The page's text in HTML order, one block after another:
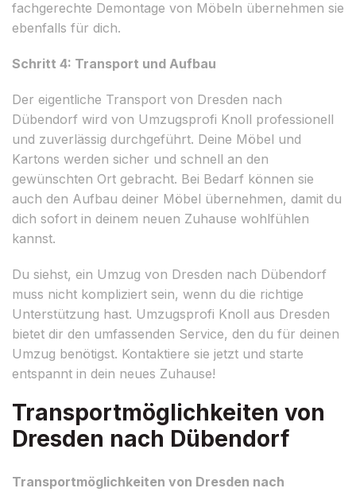
fachgerechte Demontage von Möbeln übernehmen sie
ebenfalls für dich.
Schritt 4: Transport und Aufbau
Der eigentliche Transport von Dresden nach
Dübendorf wird von Umzugsprofi Knoll professionell
und zuverlässig durchgeführt. Deine Möbel und
Kartons werden sicher und schnell an den
gewünschten Ort gebracht. Bei Bedarf können sie
auch den Aufbau deiner Möbel übernehmen, damit du
dich sofort in deinem neuen Zuhause wohlfühlen
kannst.
Du siehst, ein Umzug von Dresden nach Dübendorf
muss nicht kompliziert sein, wenn du die richtige
Unterstützung hast. Umzugsprofi Knoll aus Dresden
bietet dir den umfassenden Service, den du für deinen
Umzug benötigst. Kontaktiere sie jetzt und starte
entspannt in dein neues Zuhause!
Transportmöglichkeiten von
Dresden nach Dübendorf
Transportmöglichkeiten von Dresden nach